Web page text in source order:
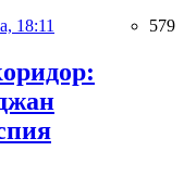
18:11 579